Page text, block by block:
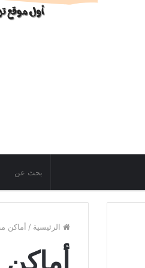
الرئيسية / أماكن